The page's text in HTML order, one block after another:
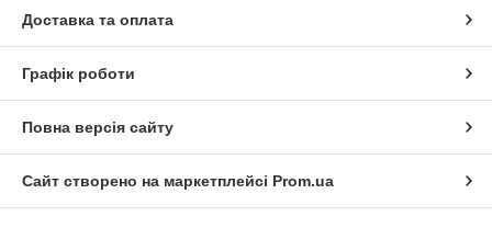
Доставка та оплата
Графік роботи
Повна версія сайту
Сайт створено на маркетплейсі Prom.ua